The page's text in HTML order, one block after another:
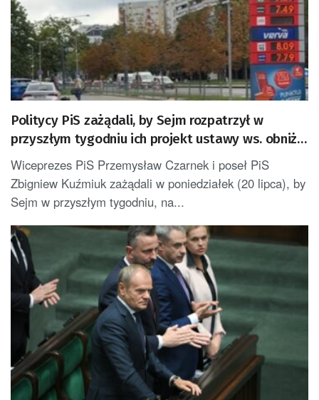
Politycy PiS zażądali, by Sejm rozpatrzył w
przyszłym tygodniu ich projekt ustawy ws. obniżki
cen paliw
Wiceprezes PiS Przemysław Czarnek i poseł PiS
Zbigniew Kuźmiuk zażądali w poniedziałek (20 lipca), by
Sejm w przyszłym tygodniu, na...